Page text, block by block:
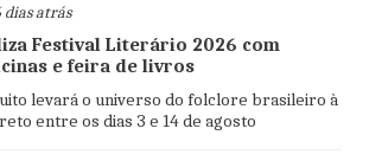
atrás
Festival Literário 2026 com
e feira de livros
levará o universo do folclore brasileiro à
entre os dias 3 e 14 de agosto